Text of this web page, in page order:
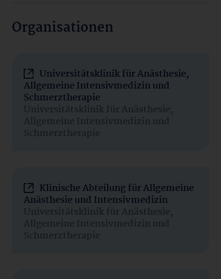
Organisationen
Universitätsklinik für Anästhesie,
Allgemeine Intensivmedizin und
Schmerztherapie
Universitätsklinik für Anästhesie,
Allgemeine Intensivmedizin und
Schmerztherapie
Klinische Abteilung für Allgemeine
Anästhesie und Intensivmedizin
Universitätsklinik für Anästhesie,
Allgemeine Intensivmedizin und
Schmerztherapie